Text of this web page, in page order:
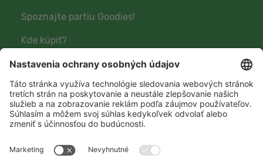
Spoznajte partiu Goodies!
Kde kúpiť?
Sledujte nás
Hero Global